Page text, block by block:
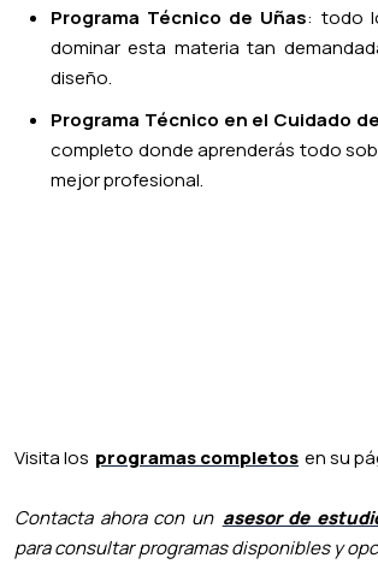
Programa Técnico de Uñas: todo
dominar esta materia tan
diseño.
Programa Técnico en el Cuidado
completo donde aprenderás todo
mejor profesional.
Visita los programas completos en su
Contacta ahora con un asesor de
para consultar programas disponibles y